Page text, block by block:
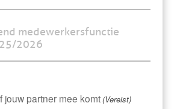
medewerkersfunctie
2026
jouw partner mee komt(Vereist)